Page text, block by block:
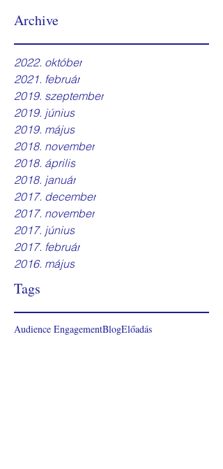
Archive
2022. október
2021. február
2019. szeptember
2019. június
2019. május
2018. november
2018. április
2018. január
2017. december
2017. november
2017. június
2017. február
2016. május
Tags
Audience EngagementBlogElőadás